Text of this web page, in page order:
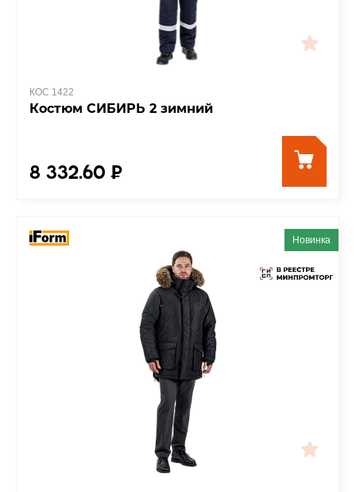
КОС 1422
Костюм СИБИРЬ 2 зимний
8 332.60 ₽
Новинка